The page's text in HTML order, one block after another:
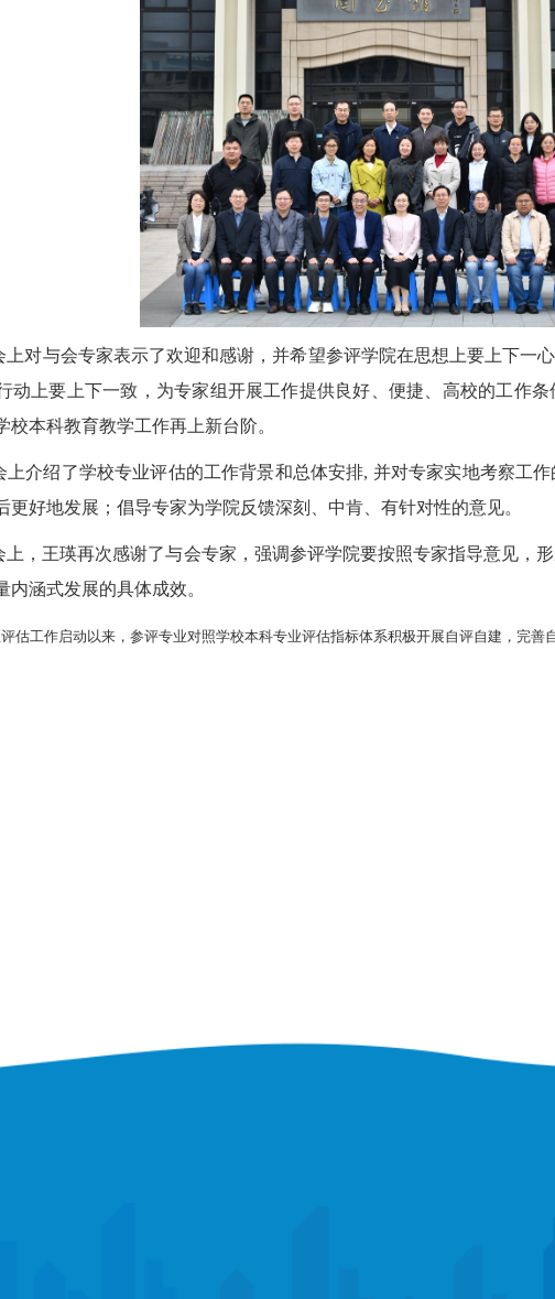
上对与会专家表示了欢迎和感谢，并希望参评学院在思想上要上下一
动上要上下一致，为专家组开展工作提供良好、便捷、高校的工作
校本科教育教学工作再上新台阶。
上介绍了学校专业评估的工作背景和总体安排, 并对专家实地考察工
更好地发展；倡导专家为学院反馈深刻、中肯、有针对性的意见。
上，王瑛再次感谢了与会专家，强调参评学院要按照专家指导意见，
内涵式发展的具体成效。
估工作启动以来，参评专业对照学校本科专业评估指标体系积极开展自评自建，完善